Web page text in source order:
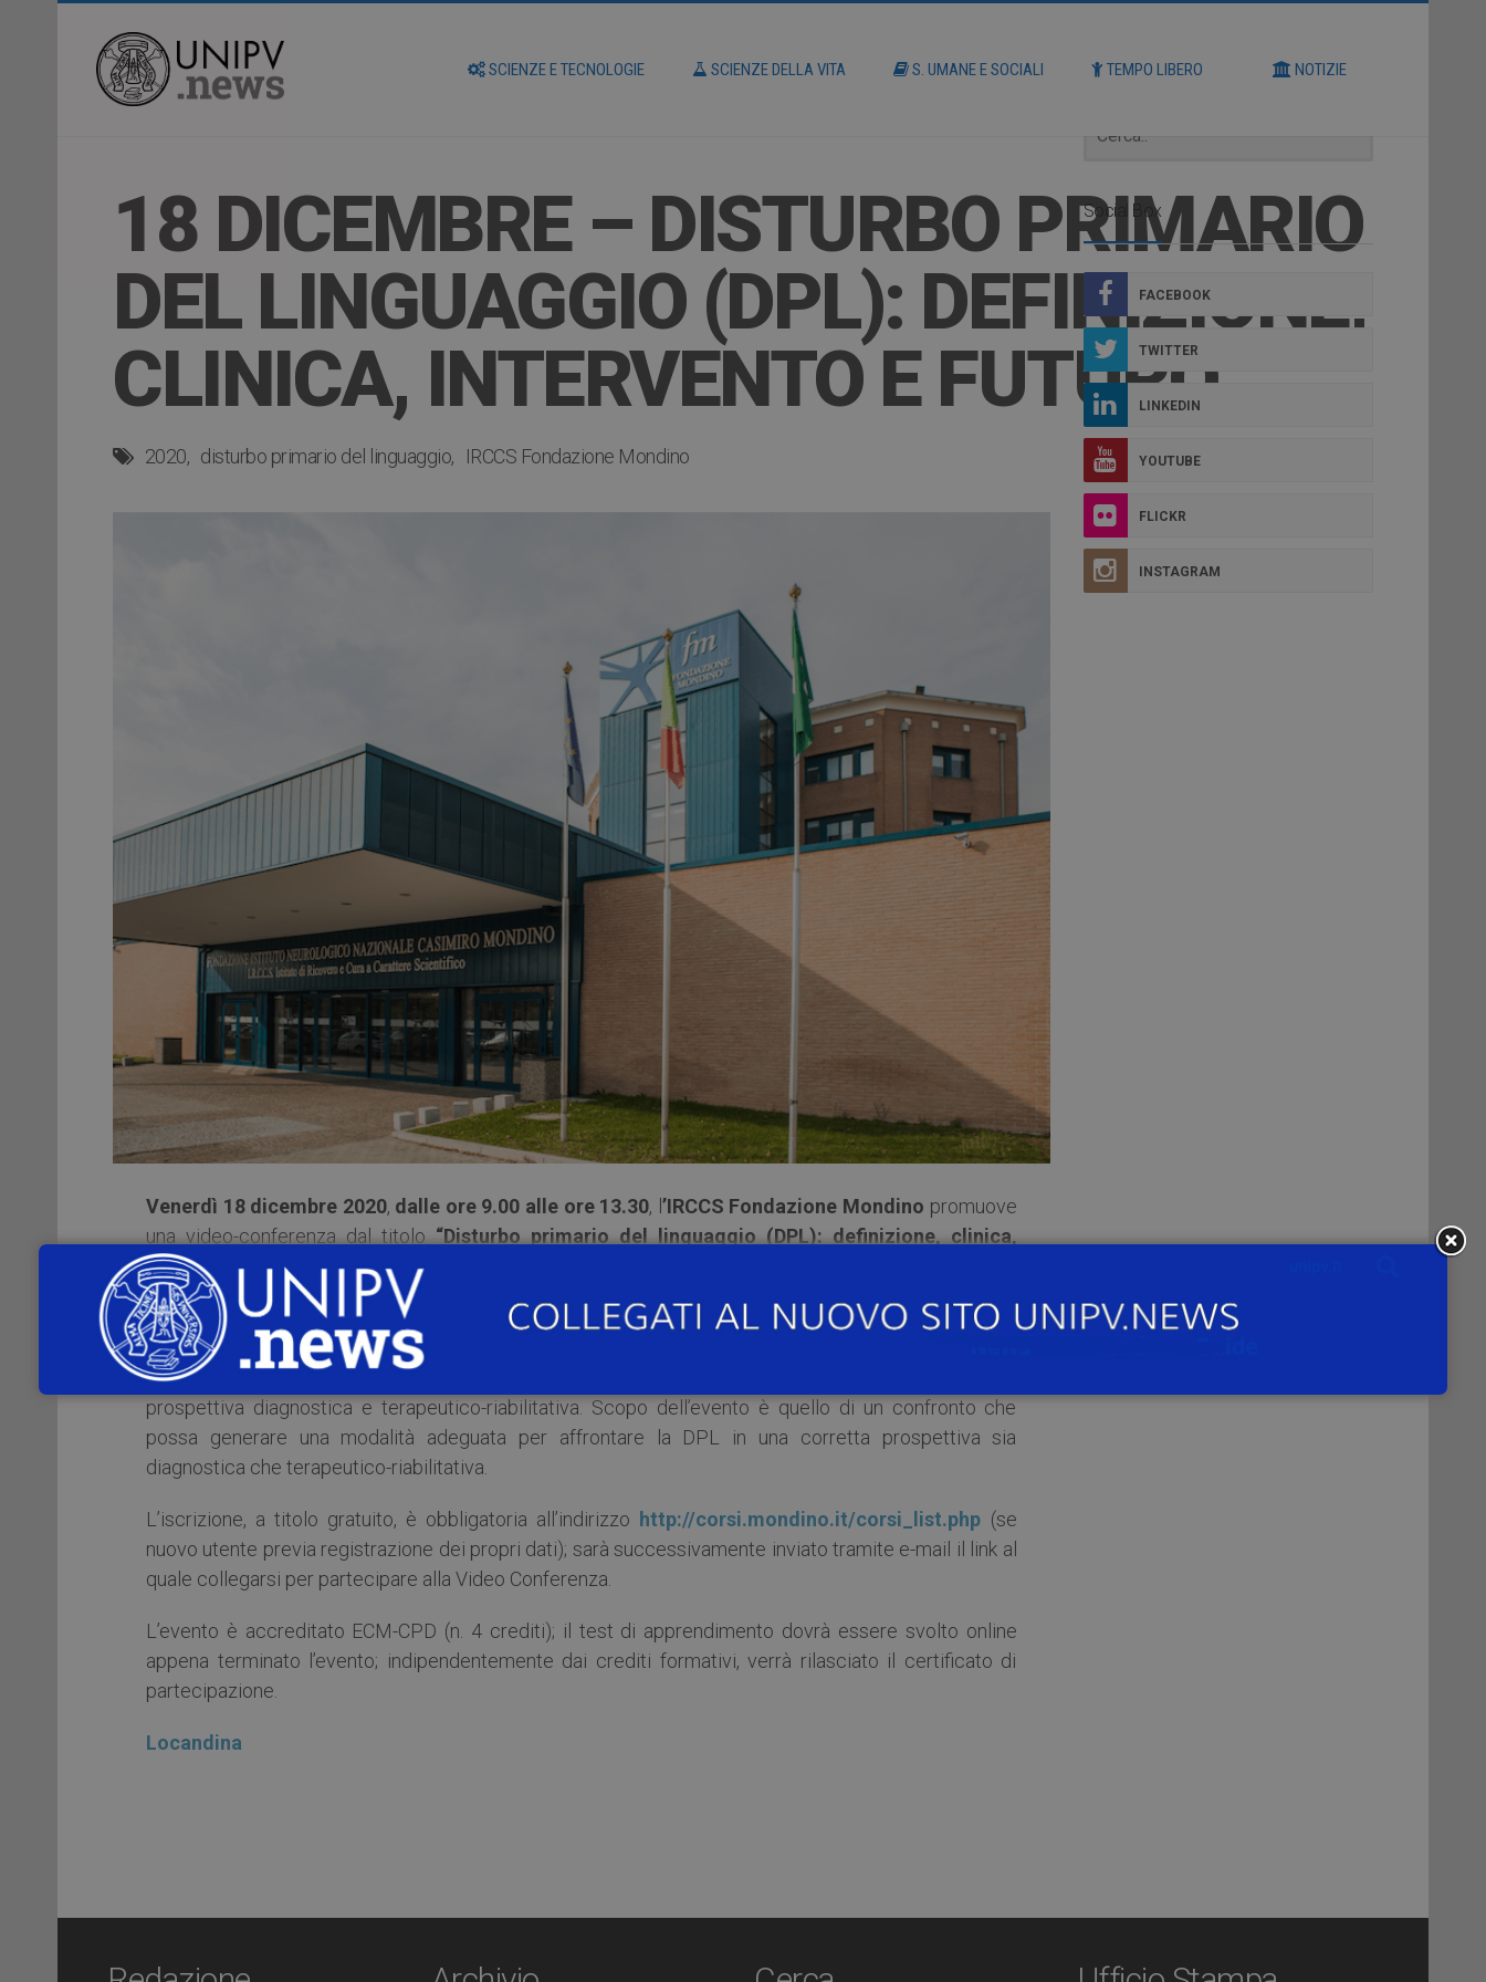
SCIENZE E TECNOLOGIE SCIENZE DELLA VITA S. UMANE E SOCIALI TEMPO LIBERO NOTIZIE
18 DICEMBRE – DISTURBO PRIMARIO
DEL LINGUAGGIO (DPL): DEFINIZIONE,
CLINICA, INTERVENTO E FUTURO
2020 disturbo primario del linguaggio IRCCS Fondazione Mondino
Venerdì 18 dicembre 2020, dalle ore 9.00 alle ore 13.30, l ’IRCCS Fondazione Mondino promuove
una video-conferenza dal titolo “Disturbo primario del linguaggio (DPL): definizione, clinica,
intervento e futuro”.
La recenteConsensus Conference
in materia di DPL ha portato a un aggiornamento delle definizioni, a
partire dal nome scelto per indicare il disturbo primario del linguaggio. Ne consegue la necessità di un
confronto che possa portare a una modalità adeguata per affrontare questa patologia in una corretta
prospettiva diagnostica e terapeutico-riabilitativa. Scopo dell’evento è quello di un confronto che
possa generare una modalità adeguata per affrontare la DPL in una corretta prospettiva sia
diagnostica che terapeutico-riabilitativa.
L’iscrizione, a titolo gratuito, è obbligatoria all’indirizzo http://corsi.mondino.it/corsi_list.php (se
nuovo utente previa registrazione dei propri dati); sarà successivamente inviato tramite e-mail il link al
quale collegarsi per partecipare alla Video Conferenza.
L’evento è accreditato ECM-CPD (n. 4 crediti); il test di apprendimento dovrà essere svolto online
appena terminato l’evento; indipendentemente dai crediti formativi, verrà rilasciato il certificato di
partecipazione.
Locandina
Social Box
FACEBOOK
TWITTER
LINKEDIN
YOUTUBE
FLICKR
INSTAGRAM